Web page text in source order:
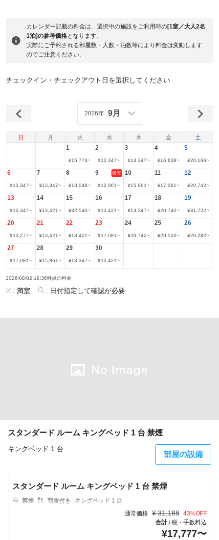
カレンダー記載の料金は、選択中の施設をご利用時の[1室／大人2名
1泊]の参考価格となります。
実際にご予約される部屋数・人数・泊数等により料金は変動します
のでご注意ください。
チェックイン・チェックアウト日を選択してください
日 月 火 水 木 金 土
2026年 9月
1
¥15,774~
2
¥13,347~
3
¥13,347~
4
¥16,638~
5
¥20,166~
6
¥13,347~
7
¥13,347~
8
¥13,048~
9 最安
¥12,961~
10
¥15,861~
11
¥17,081~
12
¥20,742~
13
¥13,347~
14
¥13,421~
15
¥32,540~
16
¥13,421~
17
¥13,347~
18
¥20,742~
19
¥31,722~
20
¥13,277~
21
¥13,421~
22
¥13,421~
23
¥17,081~
24
¥20,742~
25
¥29,120~
26
¥29,282~
27
¥17,081~
28
¥15,861~
29
¥13,347~
30
¥13,421~
2026/08/02 18:36時点の料金
: 満室 : 日付指定して確認が必要
スタンダード ルーム キングベッド 1 台 禁煙
キングベッド 1 台
部屋の設備
スタンダード ルーム キングベッド 1 台 禁煙
禁煙 朝食付き
キングベッド 1 台
通常価格 ¥ 31,188 43%OFF
合計/税・手数料込
¥17,777〜